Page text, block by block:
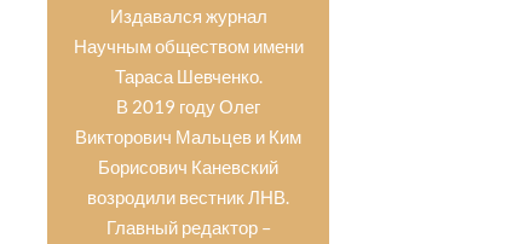
Издавался журнал
Научным обществом имени
Тараса Шевченко.
В 2019 году Олег
Викторович Мальцев и Ким
Борисович Каневский
возродили вестник ЛНВ.
Главный редактор –